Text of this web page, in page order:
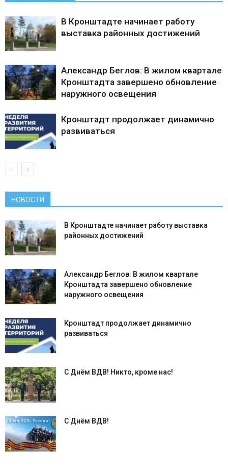
В Кронштадте начинает работу
выставка районных достижений
Александр Беглов: В жилом квартале
Кронштадта завершено обновление
наружного освещения
Кронштадт продолжает динамично
развиваться
НОВОСТИ
В Кронштадте начинает работу выставка
районных достижений
Александр Беглов: В жилом квартале
Кронштадта завершено обновление
наружного освещения
Кронштадт продолжает динамично
развиваться
С Днём ВДВ! Никто, кроме нас!
С Днём ВДВ!